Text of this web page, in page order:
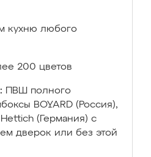
кухню любого
200 цветов
ПВШ полного
BOYARD (Россия),
(Германия) с
дверок или без этой